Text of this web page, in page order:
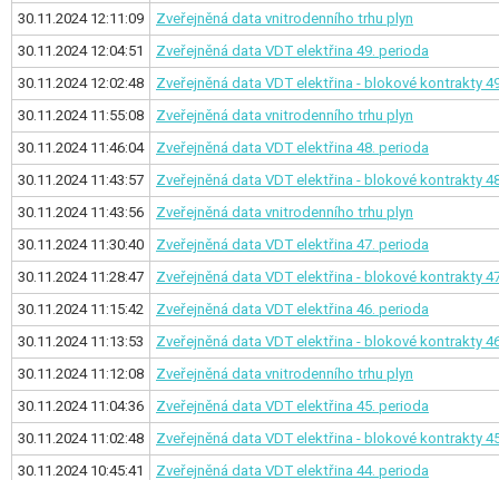
30.11.2024 12:11:09
Zveřejněná data vnitrodenního trhu plyn
30.11.2024 12:04:51
Zveřejněná data VDT elektřina 49. perioda
30.11.2024 12:02:48
Zveřejněná data VDT elektřina - blokové kontrakty
30.11.2024 11:55:08
Zveřejněná data vnitrodenního trhu plyn
30.11.2024 11:46:04
Zveřejněná data VDT elektřina 48. perioda
30.11.2024 11:43:57
Zveřejněná data VDT elektřina - blokové kontrakty
30.11.2024 11:43:56
Zveřejněná data vnitrodenního trhu plyn
30.11.2024 11:30:40
Zveřejněná data VDT elektřina 47. perioda
30.11.2024 11:28:47
Zveřejněná data VDT elektřina - blokové kontrakty
30.11.2024 11:15:42
Zveřejněná data VDT elektřina 46. perioda
30.11.2024 11:13:53
Zveřejněná data VDT elektřina - blokové kontrakty
30.11.2024 11:12:08
Zveřejněná data vnitrodenního trhu plyn
30.11.2024 11:04:36
Zveřejněná data VDT elektřina 45. perioda
30.11.2024 11:02:48
Zveřejněná data VDT elektřina - blokové kontrakty
30.11.2024 10:45:41
Zveřejněná data VDT elektřina 44. perioda